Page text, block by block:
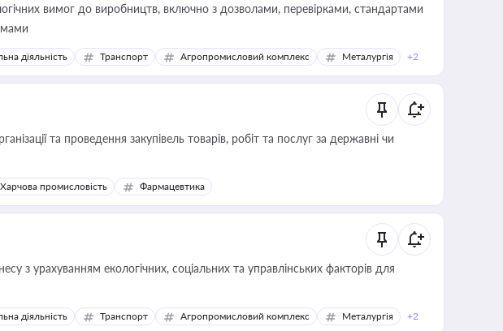
вимог до виробництв, включно з дозволами, перевірками, стандартами
діяльність Транспорт Агропромисловий комплекс Металургія +2
та проведення закупівель товарів, робіт та послуг за державні чи
Харчова промисловість Фармацевтика
з урахуванням екологічних, соціальних та управлінських факторів для
діяльність Транспорт Агропромисловий комплекс Металургія +2